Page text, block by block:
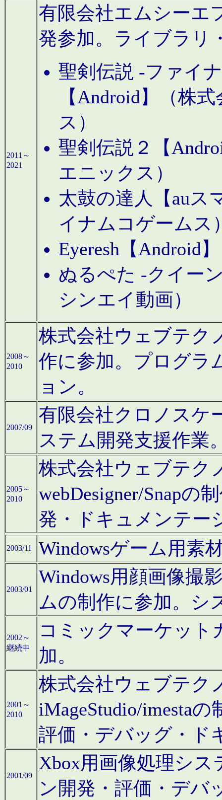
2011～
2021
有限会社エムシーエ
発参加。ライブラリ
聖剣伝説 -ファイ
【Android】（株
ス）
聖剣伝説２【
エニックス）
太鼓の達人【auス
イナムコゲームス
Eyeresh【Android
ぬるぺた -クイー
シンエイ動画）
2008～
2010
株式会社ウェブテク
作に参加。プログラ
ョン。
2007/09
有限会社クロノスケ
ステム開発支援作業
2005～
2010
株式会社ウェブテク
webDesigner/Snapの
発・ドキュメンテー
2003/11 Windowsゲーム用素
2003/01
Windows用顔画像撮
ムの制作に参加。シ
2002～
継続中
コミックマーケット
加。
2001～
2010
株式会社ウェブテク
iMageStudio/imesta
評価・デバッグ・ド
2001/09
Xbox用画像処理シ
ン開発・評価・デバ